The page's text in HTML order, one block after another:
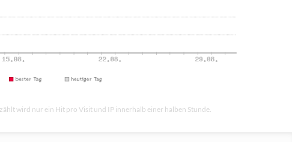
wird nur ein Hit pro Visit und IP innerhalb einer halben Stunde.